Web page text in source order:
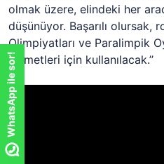
olmak üzere, elindeki her
düşünüyor. Başarılı olursak,
Olimpiyatları ve Paralimpik
hizmetleri için kullanılacak.’’
WhatsApp ile sor!
WhatsApp ile sor!